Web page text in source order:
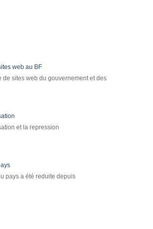
web au BF
de sites web du gouvernement et des
et la repression
pays a été reduite depuis